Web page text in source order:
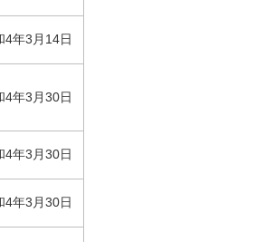
4年3月14日
4年3月30日
4年3月30日
4年3月30日